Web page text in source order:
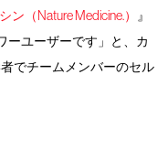
（Nature Medicine.）
』
ーユーザーです」と、カ
でチームメンバーのセル